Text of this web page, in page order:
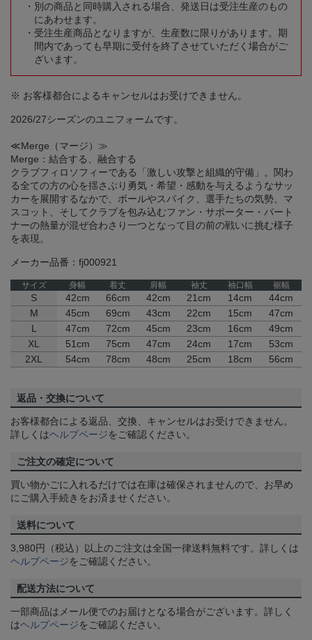
別の商品と同時購入される場合、発送日は受注生産のもの
にあわせます。
受注生産商品となりますが、生産数に限りがあります。期
間内であっても早期に受付を終了させていただく場合がご
ざいます。
※ お客様都合によるキャンセルはお受けできません。
2026/27シーズンのユニフォームです。
≪Merge（マージ）≫
Merge：結合する、融合する
クラブフィロソフィーである「激しい攻撃と組織的守備」。関わ
る全ての方の心を揺さぶり勇気・希望・感動を与えるようなサッ
カーを展開するなかで、ボールやスパイク、選手たちの気勢、マ
スコット、そしてクラブを包み込むファン・サポーター・パート
ナーの熱量が混ぜ合わさり一つとなって目の前の戦いに挑む様子
を表現。
メーカー品番：fj000921
サイズ 身幅 着丈 肩幅 袖丈 袖口幅 裾幅
S 42cm 66cm 42cm 21cm 14cm
44cm
M
45cm 69cm 43cm 22cm 15cm
47cm
L
47cm 72cm 45cm 23cm 16cm
49cm
XL
51cm 75cm 47cm 24cm 17cm
53cm
2XL
54cm 78cm 48cm 25cm 18cm 56cm
返品・交換について
お客様都合による返品、交換、キャンセルはお受けできません。
詳しくはヘルプページをご確認ください。
ご注文の確定について
買い物かごに入れるだけでは在庫は確保されませんので、お早め
にご購入手続きをお済ませください。
送料について
3,980円（税込）以上のご注文は全国一律送料無料です。詳しくは
ヘルプページをご確認ください。
配送方法について
一部商品はメール便でのお届けとなる場合がございます。詳しく
はヘルプページをご確認ください。